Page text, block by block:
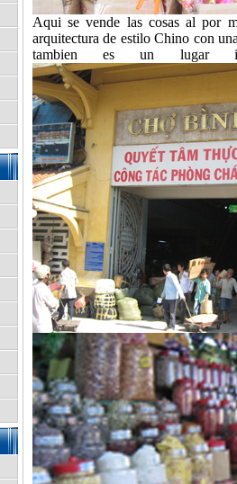
Aqui se vende las cosas al por
arquitectura de estilo Chino con
tambien es un lugar